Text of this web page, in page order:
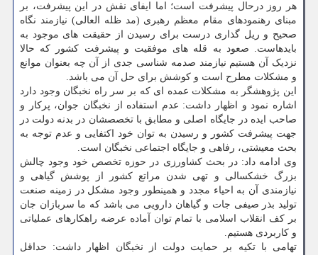
هر روز درحال پیشرفت است؛ اما ایفای نقش در این پیشرفت، بر
مبنای رهنمودهای مقام معظم رهبری (مد ظله العالی) نیازمند نگاه
صحیح و ریل گذاری درست برای رسیدن از حقیقت های موجود به
بایدهاست. صعود به قله های موفقیت و پیشرفت کشور که حالا
نزدیک آن هستیم نیازمند صدمه شناسی جدی از آن چه بعنوان موانع
و مشکلات مطرح است و کوشش برای حل آن می باشد.
این پژوهشگر به مشکلات عمده ای که بر سر راه نخبگان وجود دارد
اشاره نمود و اظهار داشت: عدم استفاده از نخبگان جوان، پرکار و
صاحب ایده در جایگاه اصلی و مطابق با تخصصشان در بدنه دولت در
جهت پیشرفت کشور و رسیدن به توان خود اکتفایی و عدم توجه به
بحث معیشتی، رفاهی و جایگاه اجتماعی نخبگان است.
وی ادامه داد: در بحث کشاورزی در حوزه تخصص خود وجود چالش
بزرگ خشکسالی و تهی شدن مراتع کشور از پوشش گیاهی و
نیازمندی آن به احیاء مجدد و همینطور وجود مشکل در زمینه صنعت
تولید بذر صیفی جات و گیاهان دارویی می باشد که ما سربازان جان
بر کف انقلاب اسلامی با تمام توان آماده عرضه راهکارهای عملیاتی
و کاربردی هستیم.
تهامی با تکیه بر حمایت دولت از نخبگان اظهار داشت: حداقل